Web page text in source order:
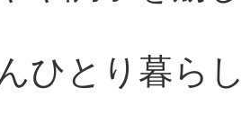
ひとり暮ら